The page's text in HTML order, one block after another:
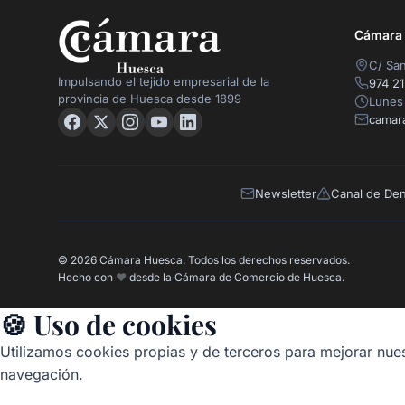
Impulsando el tejido empresarial de la
provincia de Huesca desde 1899
C/
974
Newsletter Canal de
© 2026 Cámara Huesca. Todos los derechos reservados.
Hecho con ❤️ desde la Cámara de Comercio de Huesca.
🍪 Uso de cookies
Utilizamos cookies propias y de terceros para mejorar
navegación.